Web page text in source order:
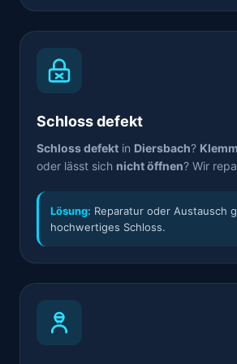
Schloss defekt
Schloss defekt in Diersbach?
oder lässt sich nicht öffnen? Wir
Lösung: Reparatur oder Austausch
hochwertiges Schloss.